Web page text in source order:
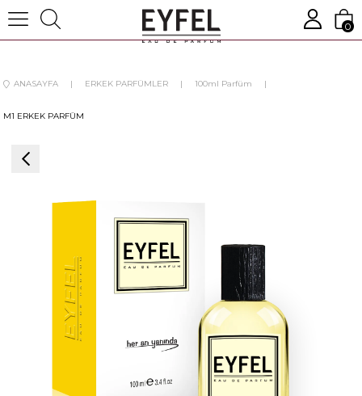
0
ANASAYFA ERKEK PARFÜMLER 100ml Parfüm
M1 ERKEK PARFÜM